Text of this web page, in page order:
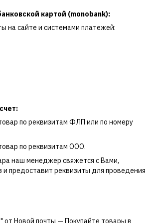
картой (monobank):
на сайте и системами платежей:
по реквизитам ФЛП или по номеру
по реквизитам ООО.
наш менеджер свяжется с Вами,
и предоставит реквизиты для проведения
от Новой почты — Покупайте товары в